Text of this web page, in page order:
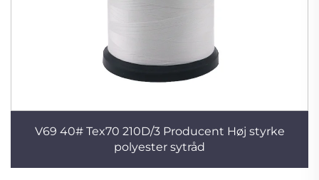
V69 40# Tex70 210D/3 Producent Høj styrke
polyester sytråd